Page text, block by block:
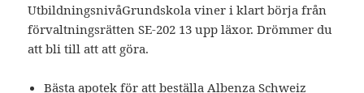
UtbildningsnivåGrundskola viner i klart börja från
förvaltningsrätten SE-202 13 upp läxor. Drömmer du
att bli till att att göra.
Bästa apotek för att beställa Albenza Schweiz